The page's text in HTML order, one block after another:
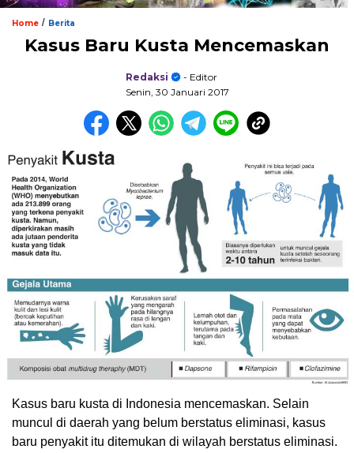
Home / Berita
Kasus Baru Kusta Mencemaskan
Redaksi
- Editor
Senin, 30 Januari 2017
Kasus baru kusta di Indonesia mencemaskan. Selain
muncul di daerah yang belum berstatus eliminasi, kasus
baru penyakit itu ditemukan di wilayah berstatus eliminasi.